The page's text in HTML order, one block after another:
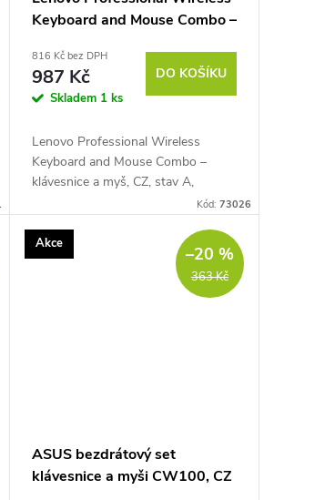
Keyboard and Mouse Combo –
816 Kč bez DPH
987 Kč
Skladem 1 ks
DO KOŠÍKU
Lenovo Professional Wireless
Keyboard and Mouse Combo –
klávesnice a myš, CZ, stav A,
použité – bezdrátový set s 2,4GHz
klávesnice s numerickým...
Kód: 73026
Akce
363 Kč
–20 %
ASUS bezdrátový set
klávesnice a myši CW100, CZ